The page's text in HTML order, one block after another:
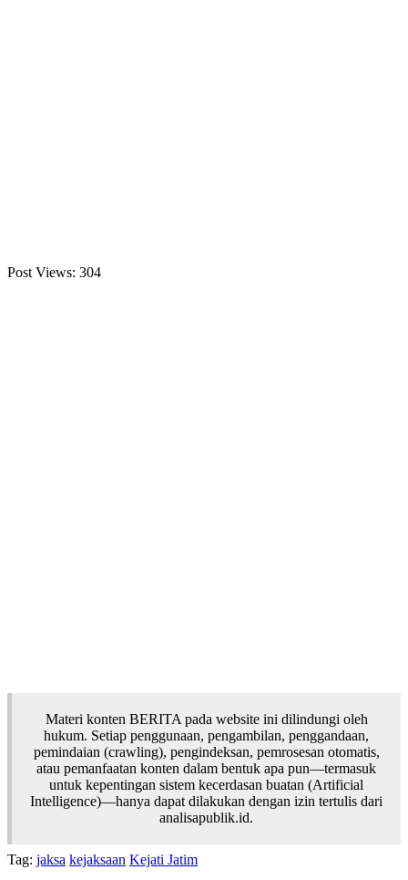
Post Views: 304
Materi konten BERITA pada website ini dilindungi oleh
hukum. Setiap penggunaan, pengambilan, penggandaan,
pemindaian (crawling), pengindeksan, pemrosesan otomatis,
atau pemanfaatan konten dalam bentuk apa pun—termasuk
untuk kepentingan sistem kecerdasan buatan (Artificial
Intelligence)—hanya dapat dilakukan dengan izin tertulis dari
analisapublik.id.
Tag: jaksa kejaksaan Kejati Jatim